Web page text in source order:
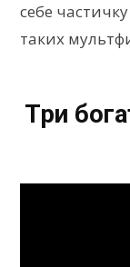
себе
таких
Три